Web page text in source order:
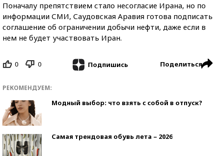
Поначалу препятствием стало несогласие Ирана, но по
информации СМИ, Саудовская Аравия готова подписать
соглашение об ограничении добычи нефти, даже если в
нем не будет участвовать Иран.
0 0 Подпишись Поделиться
РЕКОМЕНДУЕМ:
Модный выбор: что взять с собой в отпуск?
Самая трендовая обувь лета – 2026